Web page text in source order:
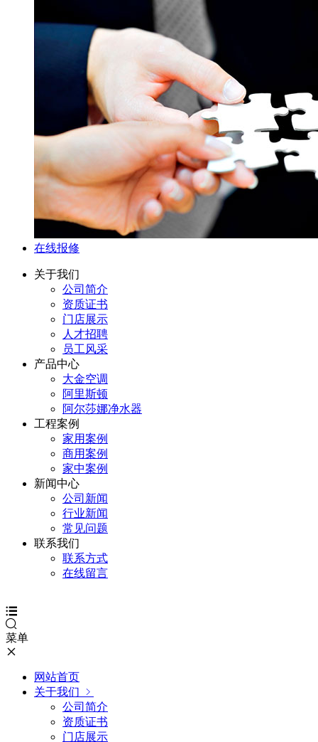
在线报修
关于我们
公司简介
资质证书
门店展示
人才招聘
员工风采
产品中心
大金空调
阿里斯顿
阿尔莎娜净水器
工程案例
家用案例
商用案例
家中案例
新闻中心
公司新闻
行业新闻
常见问题
联系我们
联系方式
在线留言
菜单
网站首页
关于我们
公司简介
资质证书
门店展示